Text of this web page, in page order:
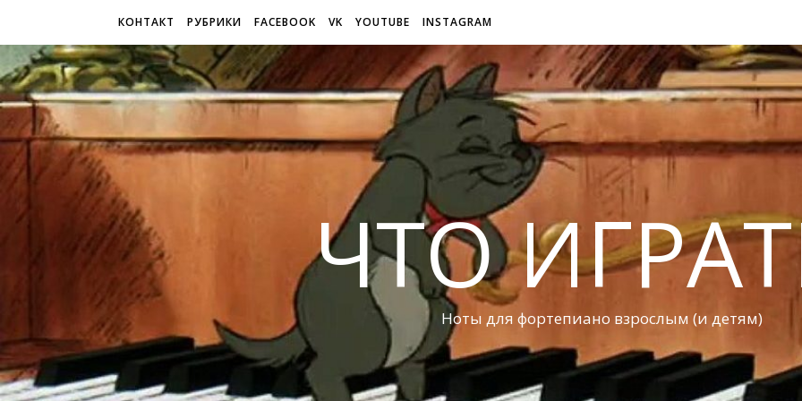
КОНТАКТ РУБРИКИ FACEBOOK VK YOUTUBE INSTAGRAM
ЧТО
Ноты для фортепиано взрослым (и детям)